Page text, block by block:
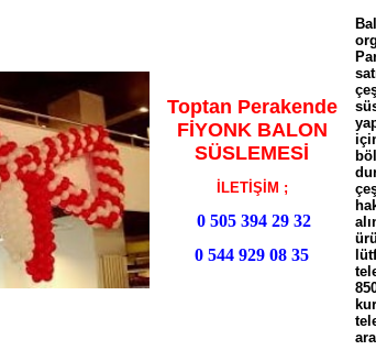
Toptan Perakende
FİYONK BALON
SÜSLEMESİ
İLETİŞİM ;
0 505 394 29 32
0 544 929 08 35